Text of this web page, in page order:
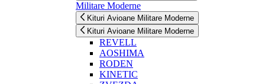
Militare Moderne
Kituri Avioane Militare Moderne
Kituri Avioane Militare Moderne
REVELL
AOSHIMA
RODEN
KINETIC